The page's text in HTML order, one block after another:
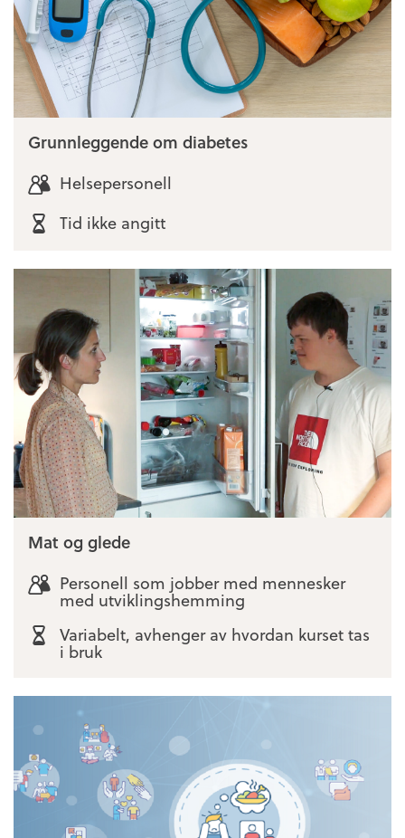
Grunnleggende om diabetes
Helsepersonell
Tid ikke angitt
Mat og glede
Personell som jobber med mennesker
med utviklingshemming
Variabelt, avhenger av hvordan kurset tas
i bruk